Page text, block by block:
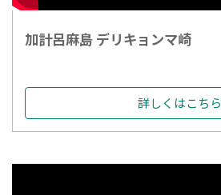
加計呂麻島 デリキョンマ崎
詳しくはこちら